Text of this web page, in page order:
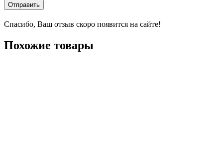
Отправить
Спасибо, Ваш отзыв скоро появится на сайте!
Похожие товары